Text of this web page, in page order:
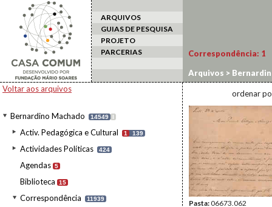
ARQUIVOS
GUIAS DE PESQUISA
PROJETO
PARCERIAS
Voltar aos arquivos
Bernardino Machado 14549 I
Activ. Pedagógica e Cultural 1 139
Actividades Políticas 424
Agendas 5
Biblioteca 15
Correspondência 11939
Correspondência: 1
Arquivos >
ordenar
Pasta:06673.062